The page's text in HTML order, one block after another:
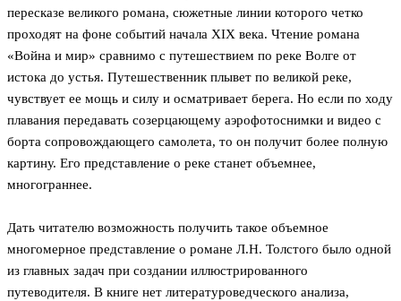
пересказе великого романа, сюжетные линии которого четко
проходят на фоне событий начала XIX века. Чтение романа
«Война и мир» сравнимо с путешествием по реке Волге от
истока до устья. Путешественник плывет по великой реке,
чувствует ее мощь и силу и осматривает берега. Но если по ходу
плавания передавать созерцающему аэрофотоснимки и видео с
борта сопровождающего самолета, то он получит более полную
картину. Его представление о реке станет объемнее,
многограннее.
Дать читателю возможность получить такое объемное
многомерное представление о романе Л.Н. Толстого было одной
из главных задач при создании иллюстрированного
путеводителя. В книге нет литературоведческого анализа,